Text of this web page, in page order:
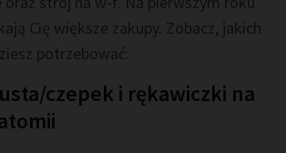
Cię większe zakupy. Zobacz, jakich
potrzebować:
czepek i rękawiczki na